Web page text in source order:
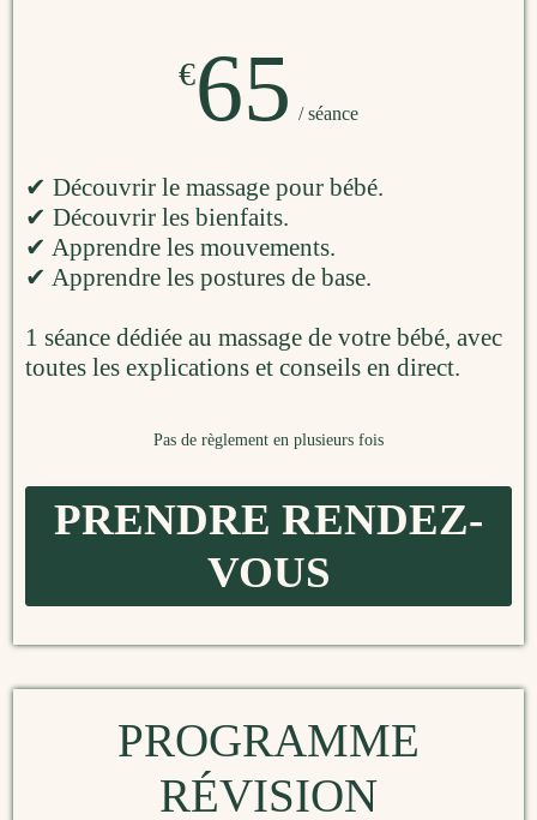
✔ Découvrir le massage pour bébé.
✔ Découvrir les bienfaits.
✔ Apprendre les mouvements.
✔ Apprendre les postures de base.
1 séance dédiée au massage de votre bébé, avec
toutes les explications et conseils en direct.
€65 / séance
Pas de règlement en plusieurs fois
PRENDRE RENDEZ-
VOUS
PROGRAMME
RÉVISION